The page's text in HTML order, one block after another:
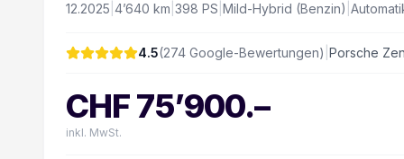
12.2025 4’640 km 398 PS Mild-Hybrid (Benzin)
4.5(274 Google-Bewertungen) Porsche
CHF75’900.–
inkl. MwSt.